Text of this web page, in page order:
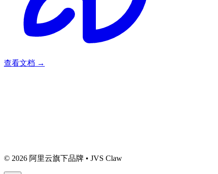
查看文档 →
© 2026 阿里云旗下品牌 • JVS Claw